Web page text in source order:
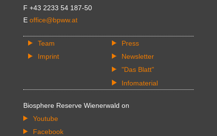
F +43 2233 54 187-50
E office@bpww.at
Team
Imprint
Press
Newsletter
"Das Blatt"
Infomaterial
Biosphere Reserve Wienerwald on
Youtube
Facebook